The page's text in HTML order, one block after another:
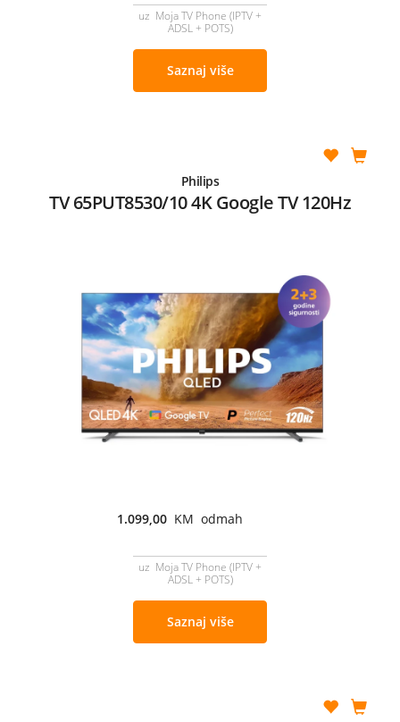
uz Moja TV Phone (IPTV +
ADSL + POTS)
Saznaj više
Philips
TV 65PUT8530/10 4K Google TV 120Hz
1.099,00 KM odmah
uz Moja TV Phone (IPTV +
ADSL + POTS)
Saznaj više